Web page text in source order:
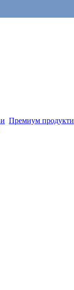
Премиум продукти